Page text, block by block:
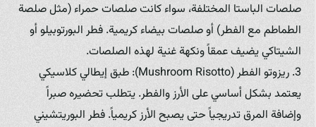
صلصات الباستا المختلفة، سواء كانت صلصات حمراء (مثل صلصة
الطماطم مع الفطر) أو صلصات بيضاء كريمية. فطر البورتوبيلو أو
الشيتاكي يضيف عمقاً ونكهة غنية لهذه الصلصات.
3. ريزوتو الفطر (Mushroom Risotto): طبق إيطالي كلاسيكي
يعتمد بشكل أساسي على الأرز والفطر. يتطلب تحضيره صبراً
وإضافة المرق تدريجياً حتى يصبح الأرز كريمياً. فطر البوريتشيني